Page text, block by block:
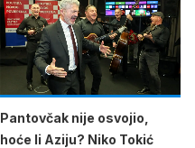
Pantovčak nije osvojio,
hoće li Aziju? Niko Tokić